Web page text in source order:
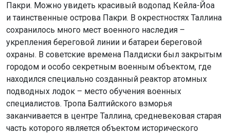
Пакри. Можно увидеть красивый водопад Кейла-Йоа
и таинственные острова Пакри. В окрестностях Таллина
сохранилось много мест военного наследия –
укрепления береговой линии и батареи береговой
охраны. В советские времена Палдиски был закрытым
городом и особо секретным военным объектом, где
находился специально созданный реактор атомных
подводных лодок – место обучения военных
специалистов. Тропа Балтийского взморья
заканчивается в центре Таллина, средневековая старая
часть которого является объектом исторического